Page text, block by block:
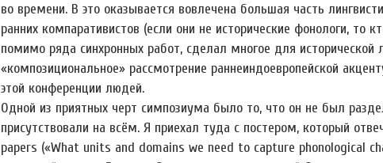
во времени. В это оказывается вовлечена большая часть
ранних компаративистов (если они не исторические фонологи, то
помимо ряда синхронных работ, сделал многое для исторической
«композициональное» рассмотрение раннеиндоевропейской
этой конференции людей.
Одной из приятных черт симпозиума было то, что он не был
присутствовали на всём. Я приехал туда с постером, который
papers («What units and domains we need to capture phonological